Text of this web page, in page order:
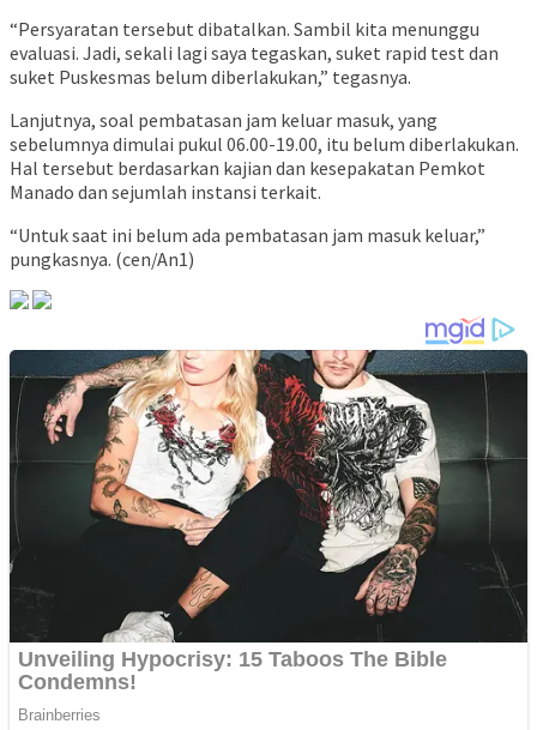
“Persyaratan tersebut dibatalkan. Sambil kita menunggu
evaluasi. Jadi, sekali lagi saya tegaskan, suket rapid test dan
suket Puskesmas belum diberlakukan,” tegasnya.
Lanjutnya, soal pembatasan jam keluar masuk, yang
sebelumnya dimulai pukul 06.00-19.00, itu belum diberlakukan.
Hal tersebut berdasarkan kajian dan kesepakatan Pemkot
Manado dan sejumlah instansi terkait.
“Untuk saat ini belum ada pembatasan jam masuk keluar,”
pungkasnya. (cen/An1)